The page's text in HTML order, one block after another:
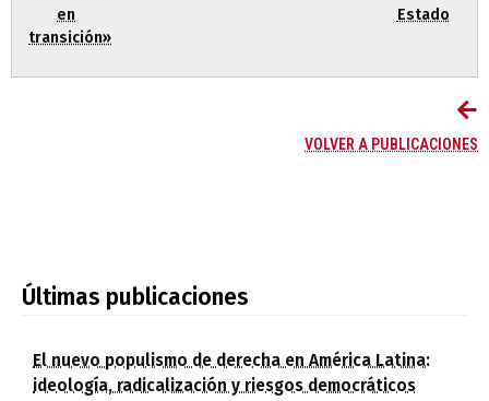
en
transición»
Estado
VOLVER A PUBLICACIONES
Últimas publicaciones
El nuevo populismo de derecha en América Latina:
ideología, radicalización y riesgos democráticos